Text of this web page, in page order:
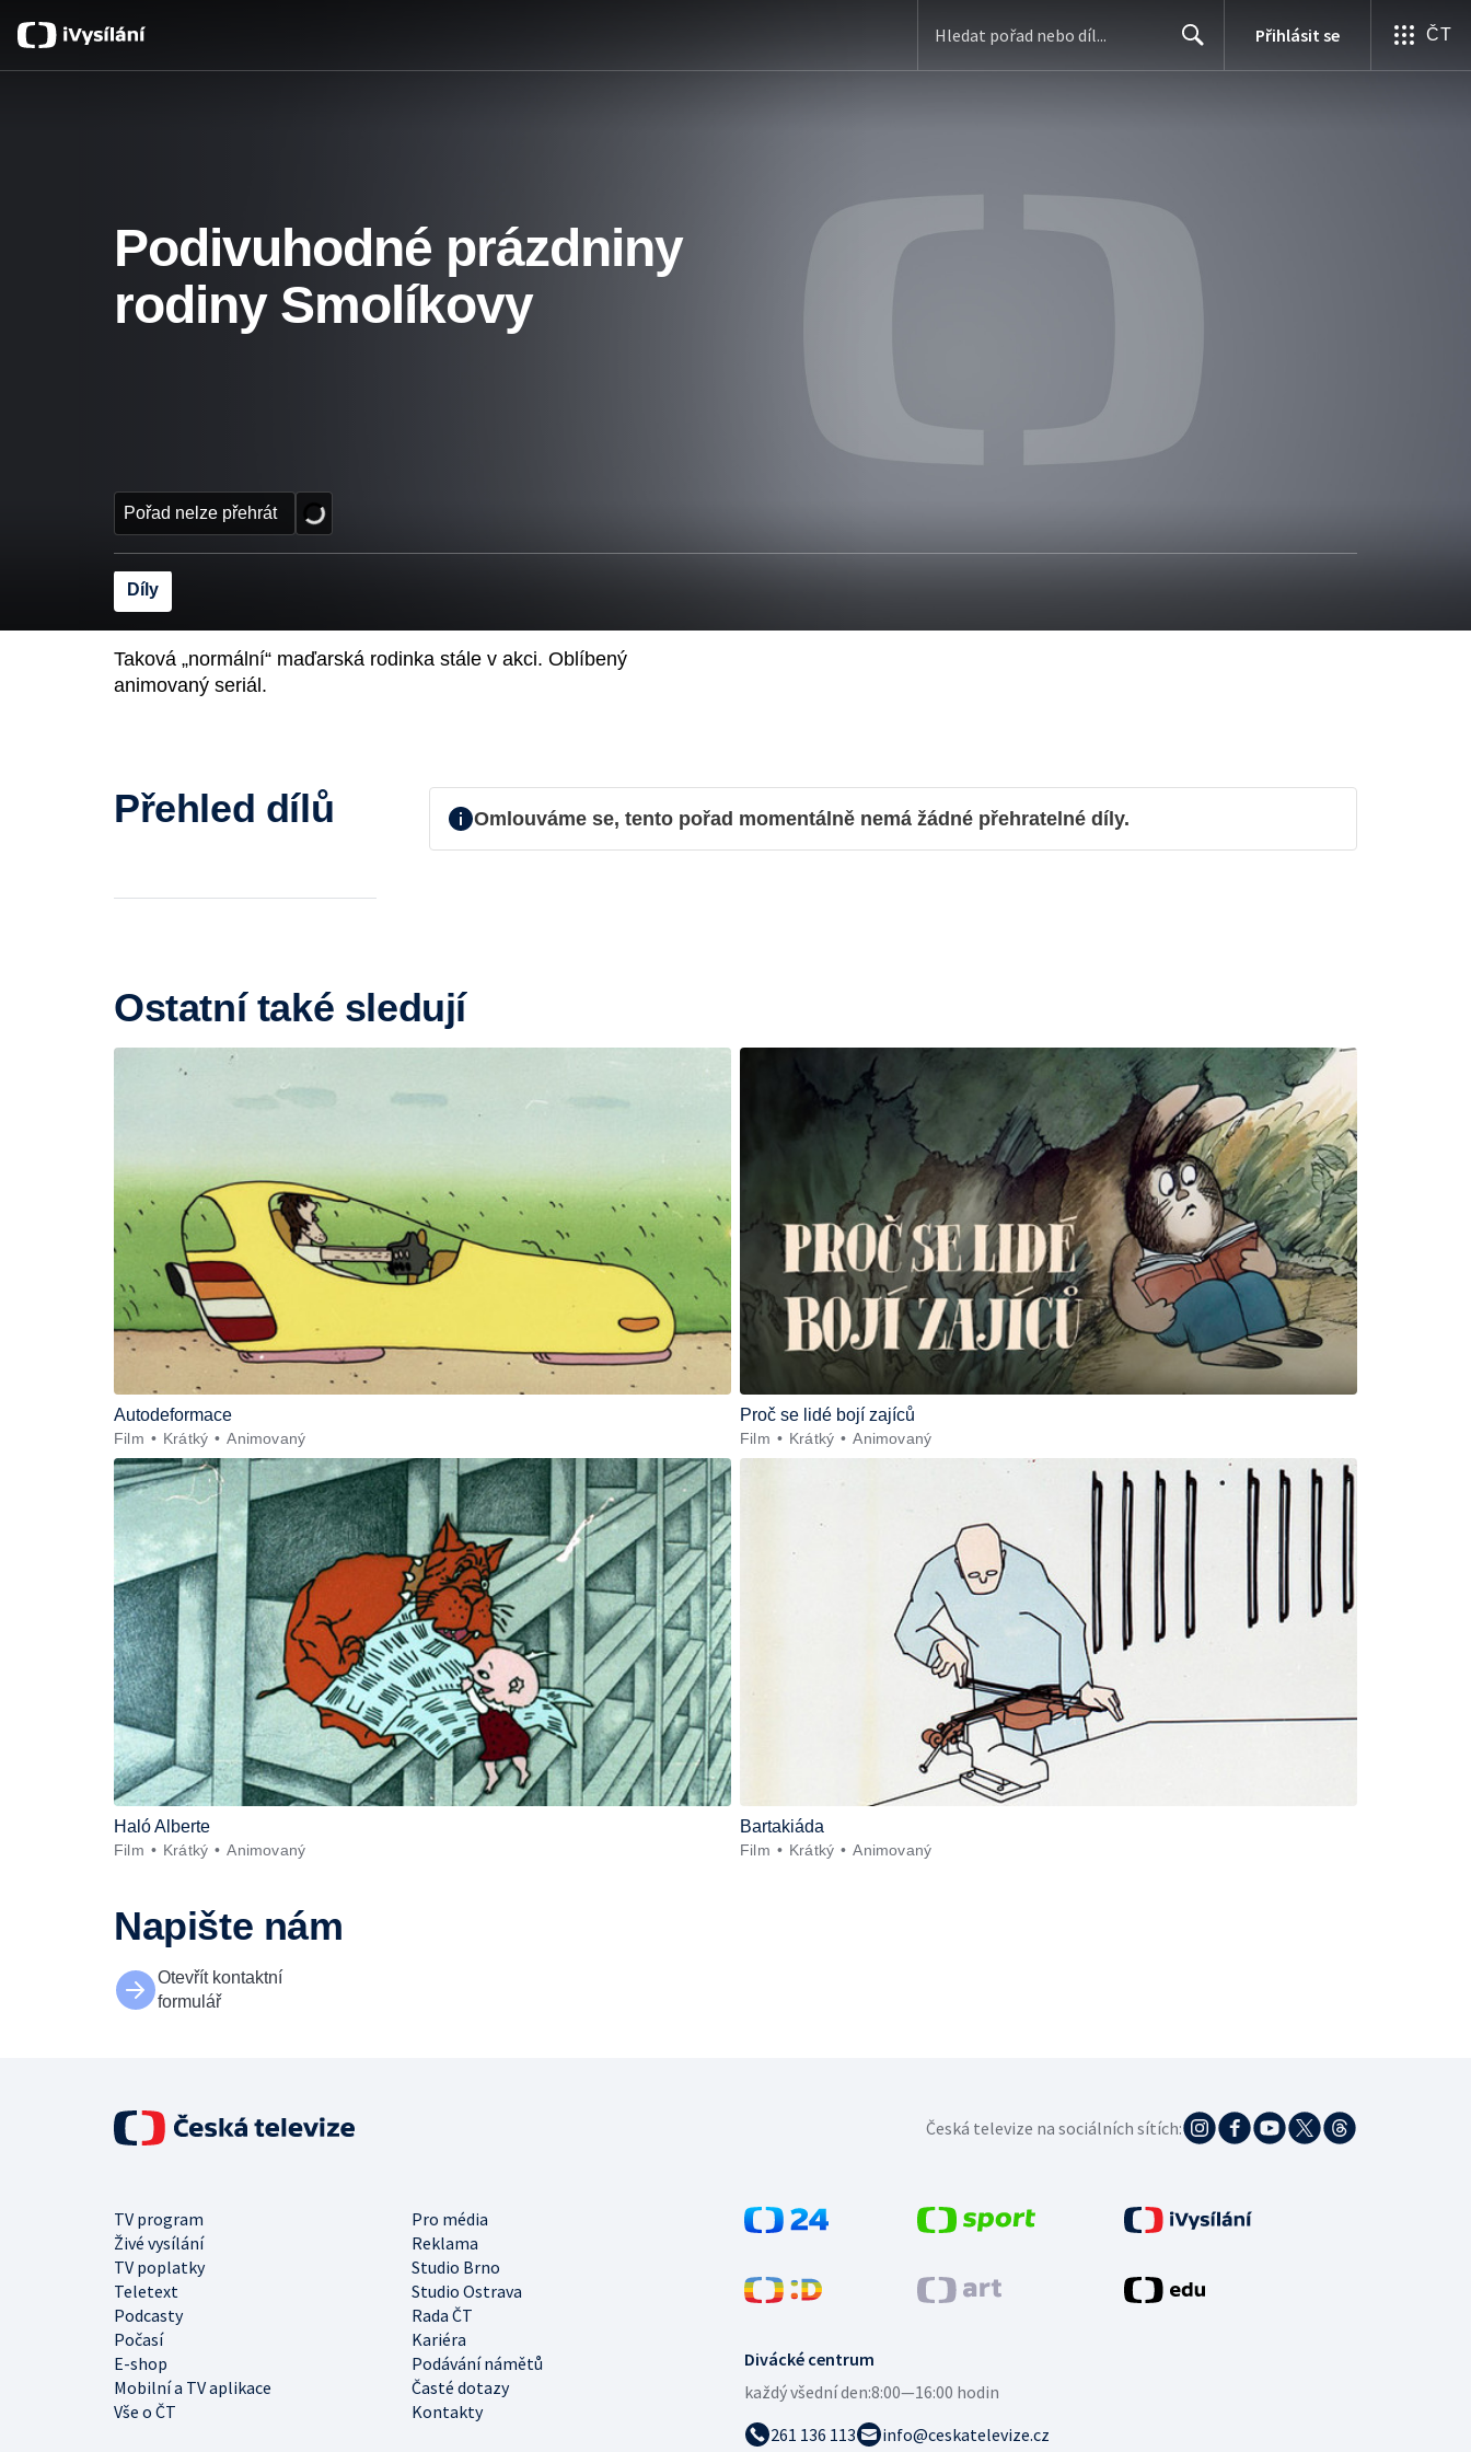
Přihlásit se ČT
Podivuhodné prázdniny
rodiny Smolíkovy
Pořad nelze přehrát
Díly
Taková „normální“ maďarská rodinka stále v akci. Oblíbený
animovaný seriál.
Přehled dílů Omlouváme se, tento pořad momentálně nemá žádné přehratelné díly.
Ostatní také sledují
Autodeformace
Film Krátký Animovaný
Proč se lidé bojí zajíců
Film Krátký Animovaný
Haló Alberte
Film Krátký Animovaný
Bartakiáda
Film Krátký Animovaný
Napište nám
Otevřít kontaktní
formulář
Divácké centrum
každý všední den:8:00—16:00 hodin
261 136 113
info@ceskatelevize.cz
TV program
Pro média
Živé vysílání
Reklama
TV poplatky
Studio Brno
Teletext
Studio Ostrava
Podcasty
Rada ČT
Počasí
Kariéra
E-shop
Podávání námětů
Mobilní a TV aplikace
Časté dotazy
Vše o ČT
Kontakty
Česká televize na sociálních sítích: